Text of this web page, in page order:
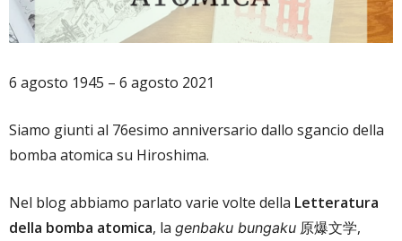
6 agosto 1945 – 6 agosto 2021
Siamo giunti al 76esimo anniversario dallo sgancio della
bomba atomica su Hiroshima.
Nel blog abbiamo parlato varie volte della Letteratura
della bomba atomica, la genbaku bungaku 原爆文学,